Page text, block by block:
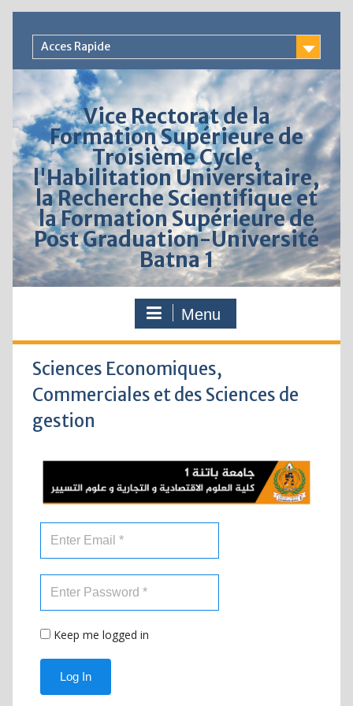
Acces Rapide
Vice Rectorat de la
Formation Supérieure de
Troisième Cycle,
l'Habilitation Universitaire,
la Recherche Scientifique et
la Formation Supérieure de
Post Graduation-Université
Batna 1
Menu
Sciences Economiques,
Commerciales et des Sciences de
gestion
Keep me logged in
Log In